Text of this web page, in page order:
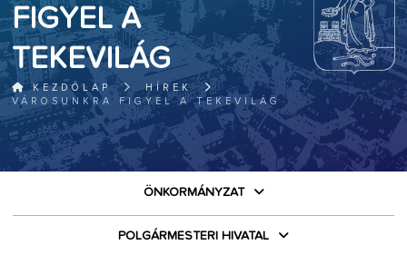
FIGYEL A
TEKEVILÁG
KEZDŐLAP
HÍREK
VÁROSUNKRA FIGYEL A TEKEVILÁG
ÖNKORMÁNYZAT
POLGÁRMESTERI HIVATAL